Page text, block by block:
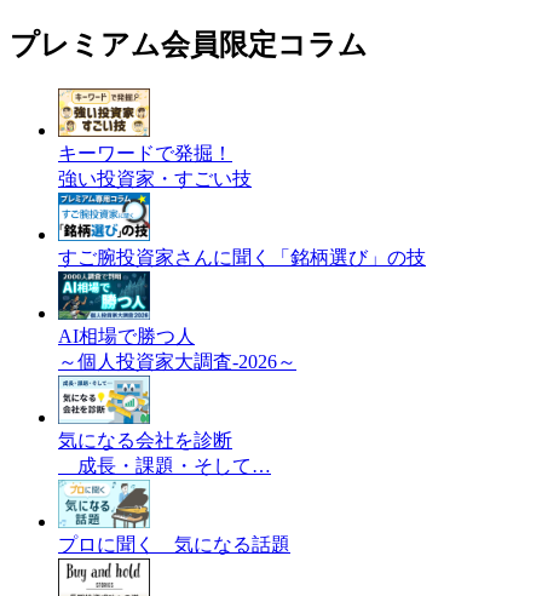
プレミアム会員限定コラム
キーワードで発掘！
強い投資家・すごい技
すご腕投資家さんに聞く「銘柄選び」の技
AI相場で勝つ人
～個人投資家大調査-2026～
気になる会社を診断
成長・課題・そして…
プロに聞く 気になる話題